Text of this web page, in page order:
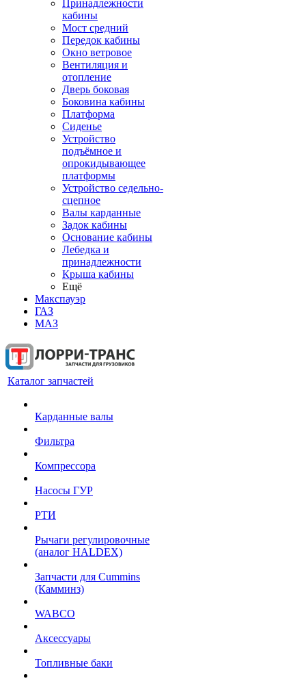
Принадлежности
кабины
Мост средний
Передок кабины
Окно ветровое
Вентиляция и
отопление
Дверь боковая
Боковина кабины
Платформа
Сиденье
Устройство
подъёмное и
опрокидывающее
платформы
Устройство седельно-
сцепное
Валы карданные
Задок кабины
Основание кабины
Лебедка и
принадлежности
Крыша кабины
Ещё
Макспауэр
ГАЗ
МАЗ
Каталог запчастей
Карданные валы
Фильтра
Компрессора
Насосы ГУР
РТИ
Рычаги регулировочные
(аналог HALDEX)
Запчасти для Cummins
(Камминз)
WABCO
Аксессуары
Топливные баки